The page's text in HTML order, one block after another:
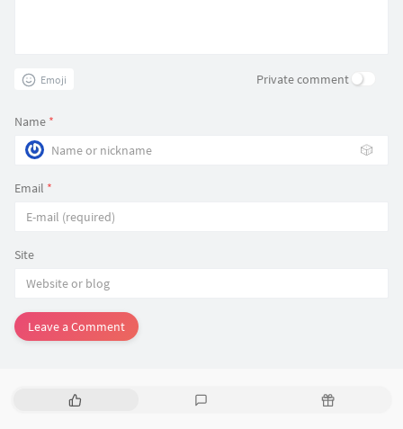
Emoji Private comment
Name *
🎲
Email *
Site
Leave a Comment
P
R